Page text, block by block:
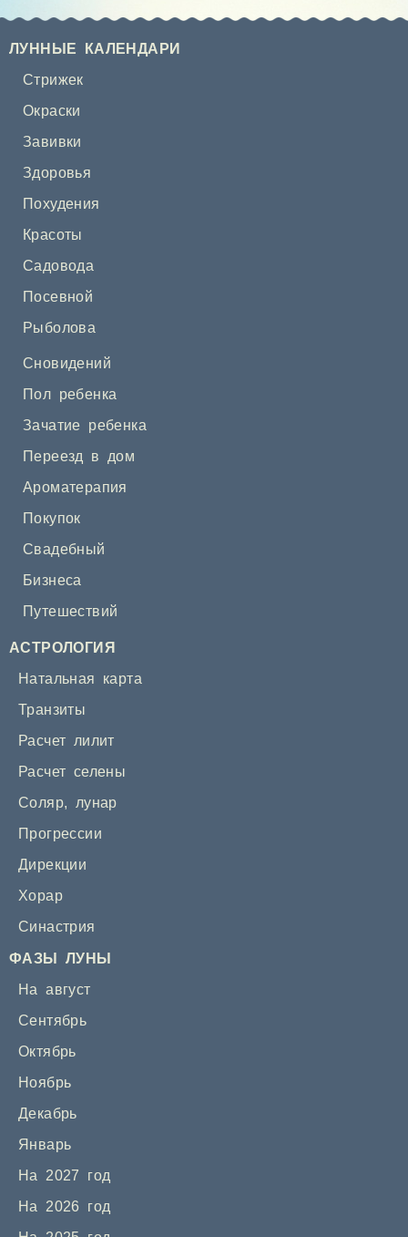
ЛУННЫЕ КАЛЕНДАРИ
Стрижек
Окраски
Завивки
Здоровья
Похудения
Красоты
Садовода
Посевной
Рыболова
Сновидений
Пол ребенка
Зачатие ребенка
Переезд в дом
Ароматерапия
Покупок
Свадебный
Бизнеса
Путешествий
АСТРОЛОГИЯ
Натальная карта
Транзиты
Расчет лилит
Расчет селены
Соляр, лунар
Прогрессии
Дирекции
Хорар
Синастрия
ФАЗЫ ЛУНЫ
На август
Сентябрь
Октябрь
Ноябрь
Декабрь
Январь
На 2027 год
На 2026 год